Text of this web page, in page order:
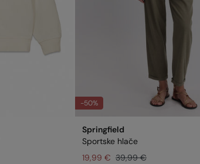
-50%
Springfield
Sportske hlače
19,99 € 39,99 €